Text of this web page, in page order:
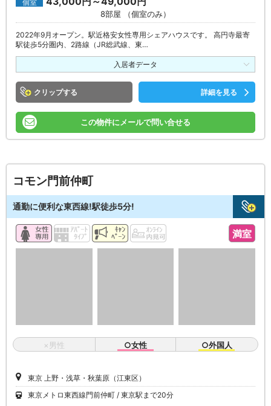
個室
8部屋 （個室のみ）
2022年9月オープン。駅近格安女性専用シェアハウスです。 高円寺最寄
駅徒歩5分圏内、2路線（JR総武線、東…
入居者データ
クリップ 詳細を見る
この物件にメールで問い合せる
コモン門前仲町
通勤に便利な東西線!駅徒歩5分!
満室
×男性 ○女性 ○外国人
東京 上野・浅草・秋葉原（江東区）
東京メトロ東西線門前仲町
東京駅まで20分